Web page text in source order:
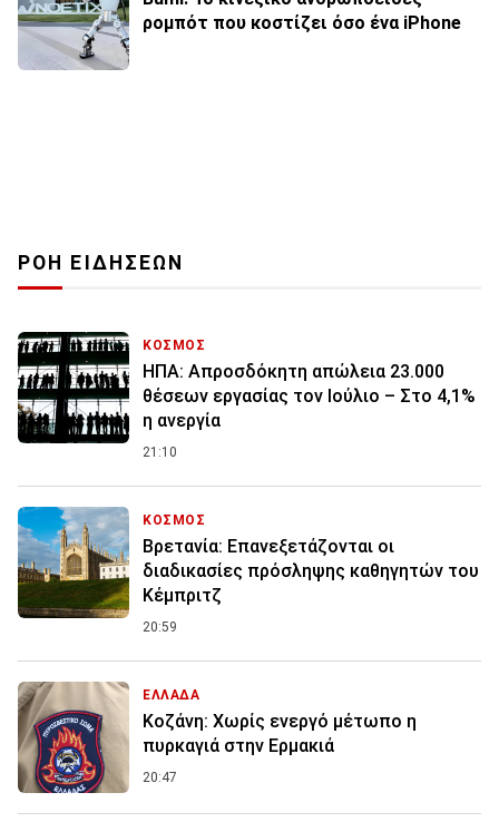
ρομπότ που κοστίζει όσο ένα iPhone
ΡΟΗ ΕΙΔΗΣΕΩΝ
ΚΟΣΜΟΣ
ΗΠΑ: Απροσδόκητη απώλεια 23.000
θέσεων εργασίας τον Ιούλιο – Στο 4,1%
η ανεργία
21:10
ΚΟΣΜΟΣ
Βρετανία: Επανεξετάζονται οι
διαδικασίες πρόσληψης καθηγητών του
Κέμπριτζ
20:59
ΕΛΛΑΔΑ
Κοζάνη: Χωρίς ενεργό μέτωπο η
πυρκαγιά στην Ερμακιά
20:47